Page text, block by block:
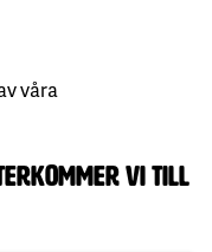
våra
vi till